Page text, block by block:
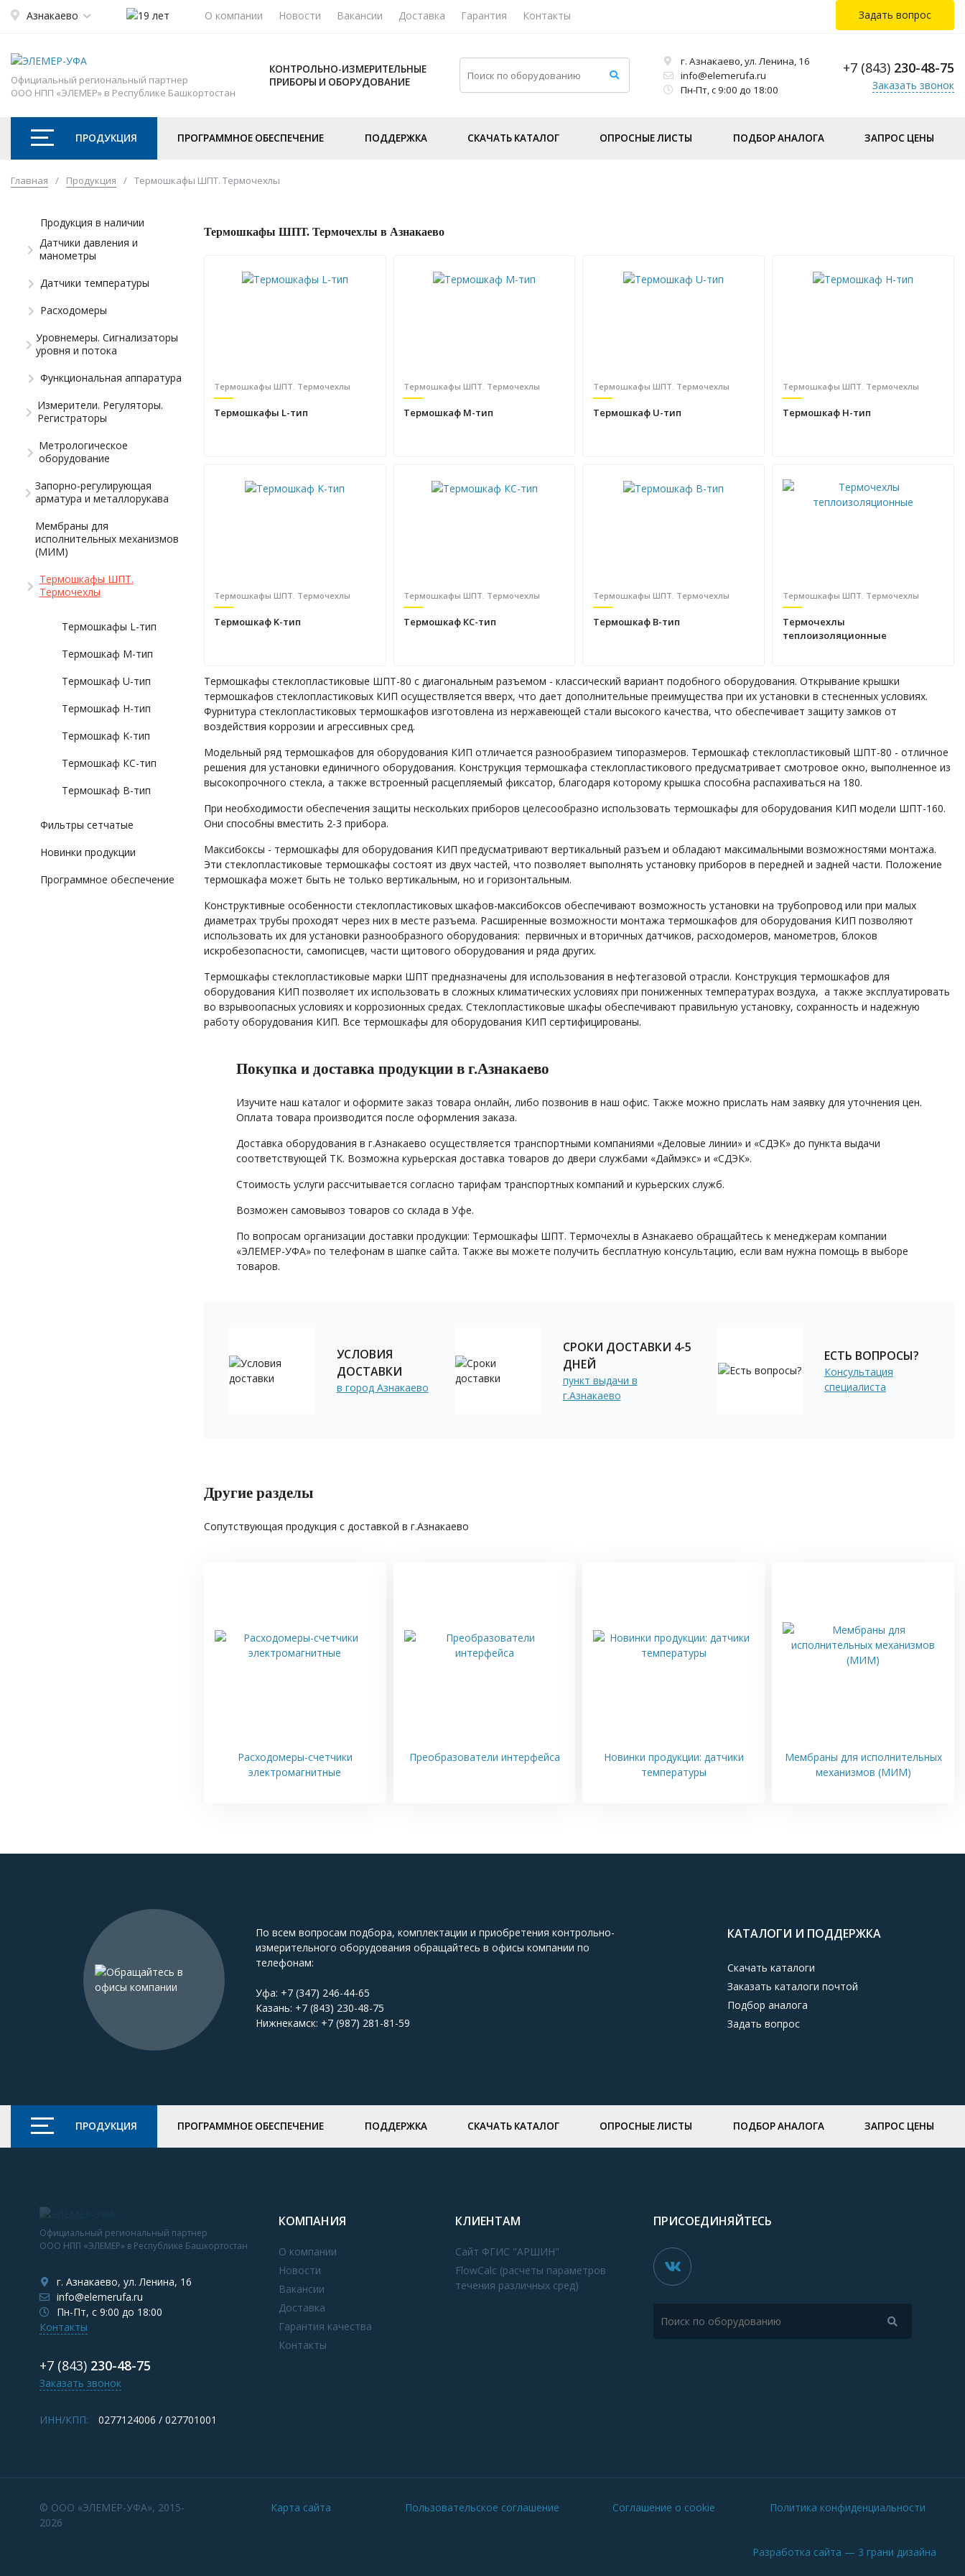
Азнакаево О компании Новости Вакансии Доставка Гарантия Контакты Задать вопрос
Официальный региональный партнер
ООО НПП «ЭЛЕМЕР» в Республике Башкортостан
КОНТРОЛЬНО-ИЗМЕРИТЕЛЬНЫЕ
ПРИБОРЫ И ОБОРУДОВАНИЕ
г. Азнакаево, ул. Ленина, 16
info@elemerufa.ru
Пн-Пт, с 9:00 до 18:00
+7 (843) 230-48-75
Заказать звонок
ПРОДУКЦИЯ ПРОГРАММНОЕ ОБЕСПЕЧЕНИЕ ПОДДЕРЖКА СКАЧАТЬ КАТАЛОГ ОПРОСНЫЕ ЛИСТЫ ПОДБОР АНАЛОГА ЗАПРОС ЦЕНЫ
Главная / Продукция / Термошкафы ШПТ. Термочехлы
Продукция в наличии
Датчики давления и
манометры
Датчики температуры
Расходомеры
Уровнемеры. Сигнализаторы
уровня и потока
Функциональная аппаратура
Измерители. Регуляторы.
Регистраторы
Метрологическое
оборудование
Запорно-регулирующая
арматура и металлорукава
Мембраны для
исполнительных механизмов
(МИМ)
Термошкафы ШПТ.
Термочехлы
Термошкафы L-тип
Термошкаф М-тип
Термошкаф U-тип
Термошкаф H-тип
Термошкаф K-тип
Термошкаф КС-тип
Термошкаф B-тип
Фильтры сетчатые
Новинки продукции
Программное обеспечение
Термошкафы ШПТ. Термочехлы в Азнакаево
Термошкафы ШПТ. Термочехлы
Термошкафы L-тип
Термошкафы ШПТ. Термочехлы
Термошкаф М-тип
Термошкафы ШПТ. Термочехлы
Термошкаф U-тип
Термошкафы ШПТ. Термочехлы
Термошкаф H-тип
Термошкафы ШПТ. Термочехлы
Термошкаф K-тип
Термошкафы ШПТ. Термочехлы
Термошкаф КС-тип
Термошкафы ШПТ. Термочехлы
Термошкаф B-тип
Термошкафы ШПТ. Термочехлы
Термочехлы
теплоизоляционные
Термошкафы стеклопластиковые ШПТ-80 с диагональным разъемом - классический вариант подобного оборудования. Открывание крышки
термошкафов стеклопластиковых КИП осуществляется вверх, что дает дополнительные преимущества при их установки в стесненных условиях.
Фурнитура стеклопластиковых термошкафов изготовлена из нержавеющей стали высокого качества, что обеспечивает защиту замков от
воздействия коррозии и агрессивных сред.
Модельный ряд термошкафов для оборудования КИП отличается разнообразием типоразмеров. Термошкаф стеклопластиковый ШПТ-80 - отличное
решения для установки единичного оборудования. Конструкция термошкафа стеклопластикового предусматривает смотровое окно, выполненное из
высокопрочного стекла, а также встроенный расцепляемый фиксатор, благодаря которому крышка способна распахиваться на 180.
При необходимости обеспечения защиты нескольких приборов целесообразно использовать термошкафы для оборудования КИП модели ШПТ-160.
Они способны вместить 2-3 прибора.
Максибоксы - термошкафы для оборудования КИП предусматривают вертикальный разъем и обладают максимальными возможностями монтажа.
Эти стеклопластиковые термошкафы состоят из двух частей, что позволяет выполнять установку приборов в передней и задней части. Положение
термошкафа может быть не только вертикальным, но и горизонтальным.
Конструктивные особенности стеклопластиковых шкафов-максибоксов обеспечивают возможность установки на трубопровод или при малых
диаметрах трубы проходят через них в месте разъема. Расширенные возможности монтажа термошкафов для оборудования КИП позволяют
использовать их для установки разнообразного оборудования: первичных и вторичных датчиков, расходомеров, манометров, блоков
искробезопасности, самописцев, части щитового оборудования и ряда других.
Термошкафы стеклопластиковые марки ШПТ предназначены для использования в нефтегазовой отрасли. Конструкция термошкафов для
оборудования КИП позволяет их использовать в сложных климатических условиях при пониженных температурах воздуха, а также эксплуатировать
во взрывоопасных условиях и коррозионных средах. Стеклопластиковые шкафы обеспечивают правильную установку, сохранность и надежную
работу оборудования КИП. Все термошкафы для оборудования КИП сертифицированы.
Покупка и доставка продукции в г.Азнакаево
Изучите наш каталог и оформите заказ товара онлайн, либо позвонив в наш офис. Также можно прислать нам заявку для уточнения цен.
Оплата товара производится после оформления заказа.
Доставка оборудования в г.Азнакаево осуществляется транспортными компаниями «Деловые линии» и «СДЭК» до пункта выдачи
соответствующей ТК. Возможна курьерская доставка товаров до двери службами «Даймэкс» и «СДЭК».
Стоимость услуги рассчитывается согласно тарифам транспортных компаний и курьерских служб.
Возможен самовывоз товаров со склада в Уфе.
По вопросам организации доставки продукции: Термошкафы ШПТ. Термочехлы в Азнакаево обращайтесь к менеджерам компании
«ЭЛЕМЕР-УФА» по телефонам в шапке сайта. Также вы можете получить бесплатную консультацию, если вам нужна помощь в выборе
товаров.
УСЛОВИЯ
ДОСТАВКИ
в город Азнакаево
СРОКИ ДОСТАВКИ 4-5
ДНЕЙ
пункт выдачи в
г.Азнакаево
ЕСТЬ ВОПРОСЫ?
Консультация
специалиста
Другие разделы
Сопутствующая продукция с доставкой в г.Азнакаево
Расходомеры-счетчики
электромагнитные
Преобразователи интерфейса
Новинки продукции: датчики
температуры
Мембраны для исполнительных
механизмов (МИМ)
По всем вопросам подбора, комплектации и приобретения контрольно-
измерительного оборудования обращайтесь в офисы компании по
телефонам:
Уфа: +7 (347) 246-44-65
Казань: +7 (843) 230-48-75
Нижнекамск: +7 (987) 281-81-59
КАТАЛОГИ И ПОДДЕРЖКА
Скачать каталоги
Заказать каталоги почтой
Подбор аналога
Задать вопрос
ПРОДУКЦИЯ ПРОГРАММНОЕ ОБЕСПЕЧЕНИЕ ПОДДЕРЖКА СКАЧАТЬ КАТАЛОГ ОПРОСНЫЕ ЛИСТЫ ПОДБОР АНАЛОГА ЗАПРОС ЦЕНЫ
Официальный региональный партнер
ООО НПП «ЭЛЕМЕР» в Республике Башкортостан
г. Азнакаево, ул. Ленина, 16
info@elemerufa.ru
Пн-Пт, с 9:00 до 18:00
Контакты
+7 (843) 230-48-75
Заказать звонок
ИНН/КПП: 0277124006 / 027701001
КОМПАНИЯ
О компании
Новости
Вакансии
Доставка
Гарантия качества
Контакты
КЛИЕНТАМ
Сайт ФГИС "АРШИН"
FlowCalc (расчеты параметров
течения различных сред)
ПРИСОЕДИНЯЙТЕСЬ
© ООО «ЭЛЕМЕР-УФА», 2015-
2026
Карта сайта Пользовательское соглашение Соглашение о cookie Политика конфиденциальности
Разработка сайта — 3 грани дизайна